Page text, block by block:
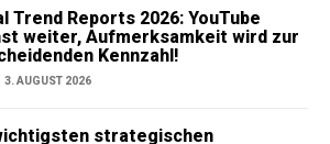
Trend Reports 2026: YouTube
weiter, Aufmerksamkeit wird zur
Kennzahl!
3. AUGUST 2026
strategischen